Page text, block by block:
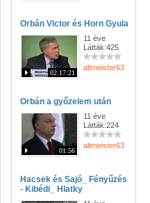
Orbán Victor és Horn Gyula
02:17:21
11 éve
Látták:425
altmeister63
Orbán a győzelem után
01:56
11 éve
Látták:224
altmeister63
Hacsek és Sajó_ Fényűzés
- Kibédi_ Hlatky